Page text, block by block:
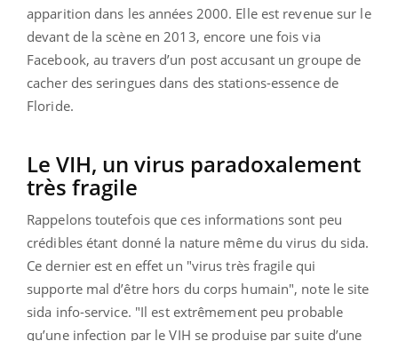
apparition dans les années 2000. Elle est revenue sur le
devant de la scène en 2013, encore une fois via
Facebook, au travers d’un post accusant un groupe de
cacher des seringues dans des stations-essence de
Floride.
Le VIH, un virus paradoxalement
très fragile
Rappelons toutefois que ces informations sont peu
crédibles étant donné la nature même du virus du sida.
Ce dernier est en effet un "virus très fragile qui
supporte mal d’être hors du corps humain", note le site
sida info-service. "Il est extrêmement peu probable
qu’une infection par le VIH se produise par suite d’une